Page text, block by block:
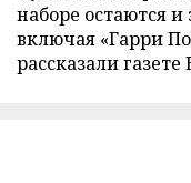
наборе остаются
включая «Гарри
рассказали